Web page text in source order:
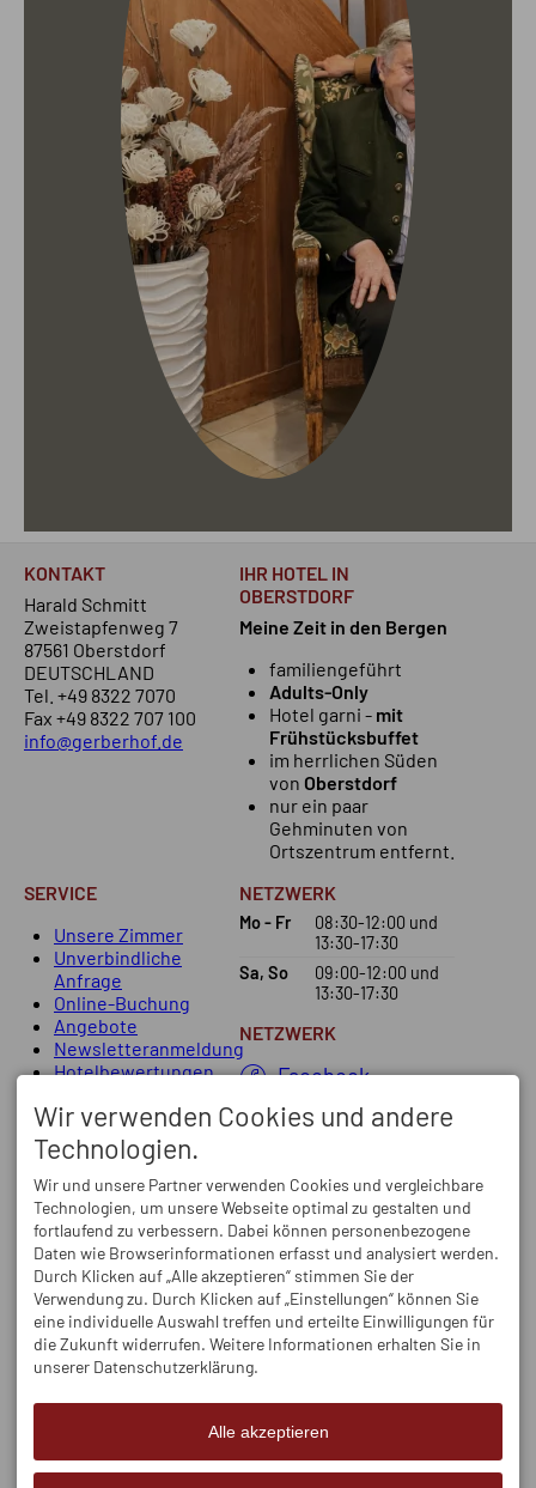
KONTAKT
Harald Schmitt
Zweistapfenweg 7
87561 Oberstdorf
DEUTSCHLAND
Tel. +49 8322 7070
Fax +49 8322 707 100
info@gerberhof.de
IHR HOTEL IN
OBERSTDORF
Meine Zeit in den Bergen
familiengeführt
Adults-Only
Hotel garni - mit
Frühstücksbuffet
im herrlichen Süden
von Oberstdorf
nur ein paar
Gehminuten von
Ortszentrum entfernt.
SERVICE
Unsere Zimmer
Unverbindliche
Anfrage
Online-Buchung
Angebote
Newsletteranmeldung
Hotelbewertungen
NETZWERK
Mo - Fr 08:30-12:00 und
13:30-17:30
Sa, So
09:00-12:00 und
13:30-17:30
NETZWERK
Facebook
Instagram
Wir verwenden Cookies und andere
Technologien.
Wir und unsere Partner verwenden Cookies und vergleichbare
Technologien, um unsere Webseite optimal zu gestalten und
fortlaufend zu verbessern. Dabei können personenbezogene
Daten wie Browserinformationen erfasst und analysiert werden.
Durch Klicken auf „Alle akzeptieren“ stimmen Sie der
Verwendung zu. Durch Klicken auf „Einstellungen“ können Sie
eine individuelle Auswahl treffen und erteilte Einwilligungen für
die Zukunft widerrufen. Weitere Informationen erhalten Sie in
unserer Datenschutzerklärung.
Alle akzeptieren